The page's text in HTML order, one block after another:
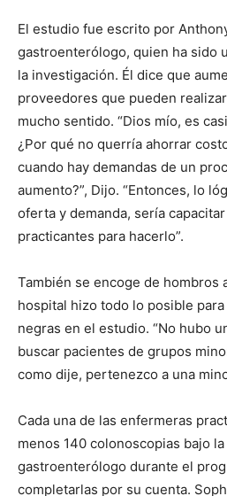
El estudio fue escrito por
gastroenterólogo, quien ha sido
la investigación. Él dice que
proveedores que pueden
mucho sentido. “Dios mío, es
¿Por qué no querría ahorrar
cuando hay demandas de un
aumento?”, Dijo. “Entonces, lo
oferta y demanda, sería
practicantes para hacerlo”.
También se encoge de hombros
hospital hizo todo lo posible
negras en el estudio. “No hubo
buscar pacientes de grupos
como dije, pertenezco a una
Cada una de las enfermeras
menos 140 colonoscopias bajo
gastroenterólogo durante el
completarlas por su cuenta.